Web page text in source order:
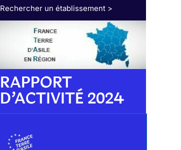
Rechercher un établissement >
RAPPORT
D’ACTIVITÉ 2024